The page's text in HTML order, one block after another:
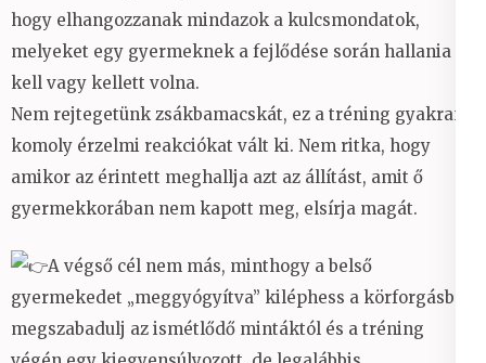
hogy elhangozzanak mindazok a kulcsmondatok,
melyeket egy gyermeknek a fejlődése során hallania
kell vagy kellett volna.
Nem rejtegetünk zsákbamacskát, ez a tréning gyakran
komoly érzelmi reakciókat vált ki. Nem ritka, hogy
amikor az érintett meghallja azt az állítást, amit ő
gyermekkorában nem kapott meg, elsírja magát.
A végső cél nem más, minthogy a belső
gyermekedet „meggyógyítva” kiléphess a körforgásból,
megszabadulj az ismétlődő mintáktól és a tréning